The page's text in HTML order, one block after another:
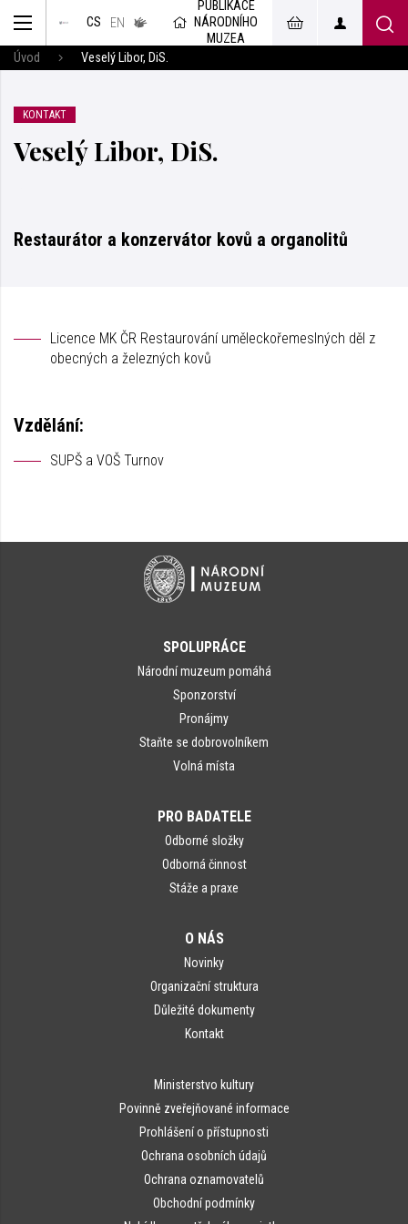
CS EN
v českém
jazyce
PUBLIKACE
NÁRODNÍHO
MUZEA
Úvod
Veselý Libor, DiS.
KONTAKT
Veselý Libor, DiS.
Restaurátor a konzervátor kovů a organolitů
Licence MK ČR Restaurování uměleckořemeslných děl z
obecných a železných kovů
Vzdělání:
SUPŠ a VOŠ Turnov
SPOLUPRÁCE
Národní muzeum pomáhá
Sponzorství
Pronájmy
Staňte se dobrovolníkem
Volná místa
PRO BADATELE
Odborné složky
Odborná činnost
Stáže a praxe
O NÁS
Novinky
Organizační struktura
Důležité dokumenty
Kontakt
Ministerstvo kultury
Povinně zveřejňované informace
Prohlášení o přístupnosti
Ochrana osobních údajů
Ochrana oznamovatelů
Obchodní podmínky